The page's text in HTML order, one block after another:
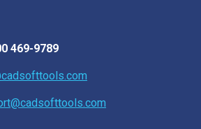
469-9789